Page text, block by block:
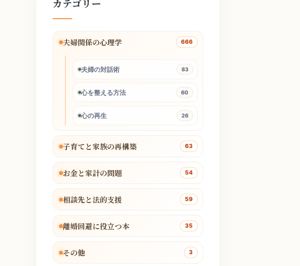
カテゴリー
夫婦関係の心理学 666
夫婦の対話術 83
心を整える方法 60
心の再生 26
子育てと家族の再構築 63
お金と家計の問題 54
相談先と法的支援 59
離婚回避に役立つ本 35
その他 3